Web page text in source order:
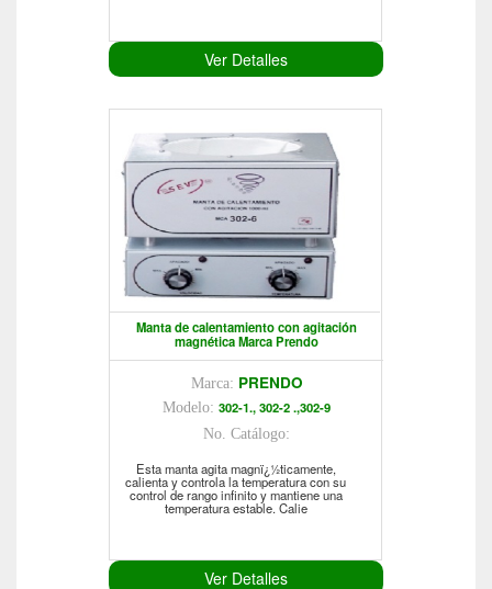
Ver Detalles
Manta de calentamiento con agitación
magnética Marca Prendo
Marca: PRENDO
Modelo: 302-1., 302-2 .,302-9
No. Catálogo:
Esta manta agita magnï¿½ticamente,
calienta y controla la temperatura con su
control de rango infinito y mantiene una
temperatura estable. Calie
Ver Detalles